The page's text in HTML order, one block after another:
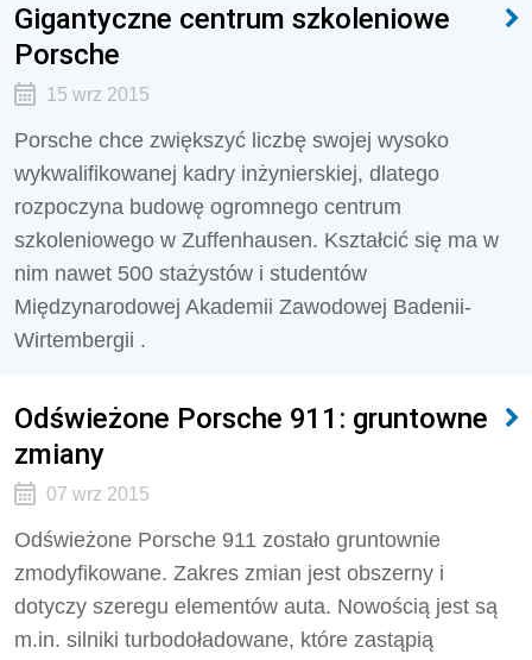
Gigantyczne centrum szkoleniowe
Porsche
15 wrz 2015
Porsche chce zwiększyć liczbę swojej wysoko
wykwalifikowanej kadry inżynierskiej, dlatego
rozpoczyna budowę ogromnego centrum
szkoleniowego w Zuffenhausen. Kształcić się ma w
nim nawet 500 stażystów i studentów
Międzynarodowej Akademii Zawodowej Badenii-
Wirtembergii .
Odświeżone Porsche 911: gruntowne
zmiany
07 wrz 2015
Odświeżone Porsche 911 zostało gruntownie
zmodyfikowane. Zakres zmian jest obszerny i
dotyczy szeregu elementów auta. Nowością jest są
m.in. silniki turbodoładowane, które zastąpią